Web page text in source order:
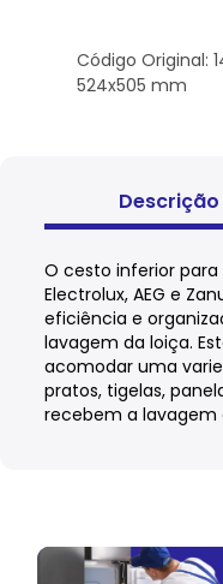
Código Original:
524x505 mm
Descrição
O cesto inferior
Electrolux, AEG e
eficiência e
lavagem da loiça.
acomodar uma
pratos, tigelas,
recebem a lavagem